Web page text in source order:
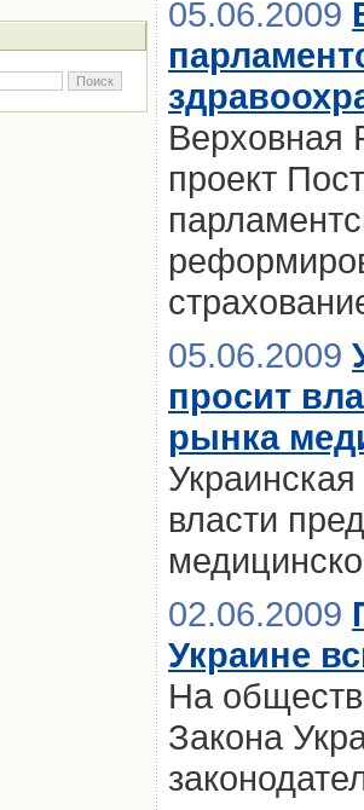
05.06.2009
Верховная
проект
05.06.2009
просит
рынка
власти
02.06.2009
Украине
На
Закона